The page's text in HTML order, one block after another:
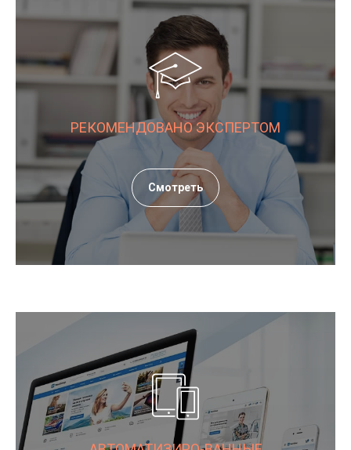
РЕКОМЕНДОВАНО ЭКСПЕРТОМ
Смотреть